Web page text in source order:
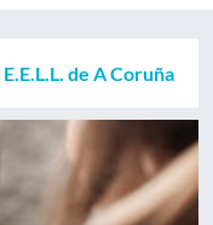
de A Coruña